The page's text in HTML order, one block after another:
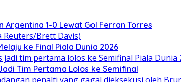
Argentina 1-0 Lewat Gol Ferran Torres
ke Final Piala Dunia 2026
Tim Pertama Lolos ke Semifinal